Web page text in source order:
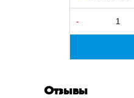
-
Отзывы